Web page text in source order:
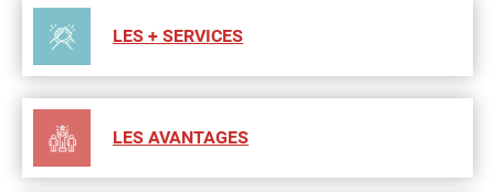
LES + SERVICES
LES AVANTAGES